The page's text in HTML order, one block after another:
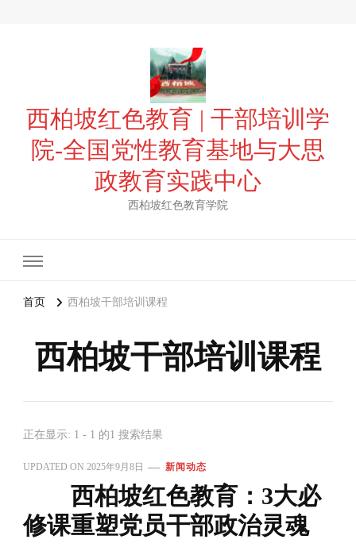
西柏坡红色教育 | 干部培训学
院-全国党性教育基地与大思
政教育实践中心
西柏坡红色教育学院
首页 西柏坡干部培训课程
西柏坡干部培训课程
正在显示: 1 - 1 的1 搜索结果
UPDATED ON 2025年9月8日 新闻动态
西柏坡红色教育：3大必
修课重塑党员干部政治灵魂